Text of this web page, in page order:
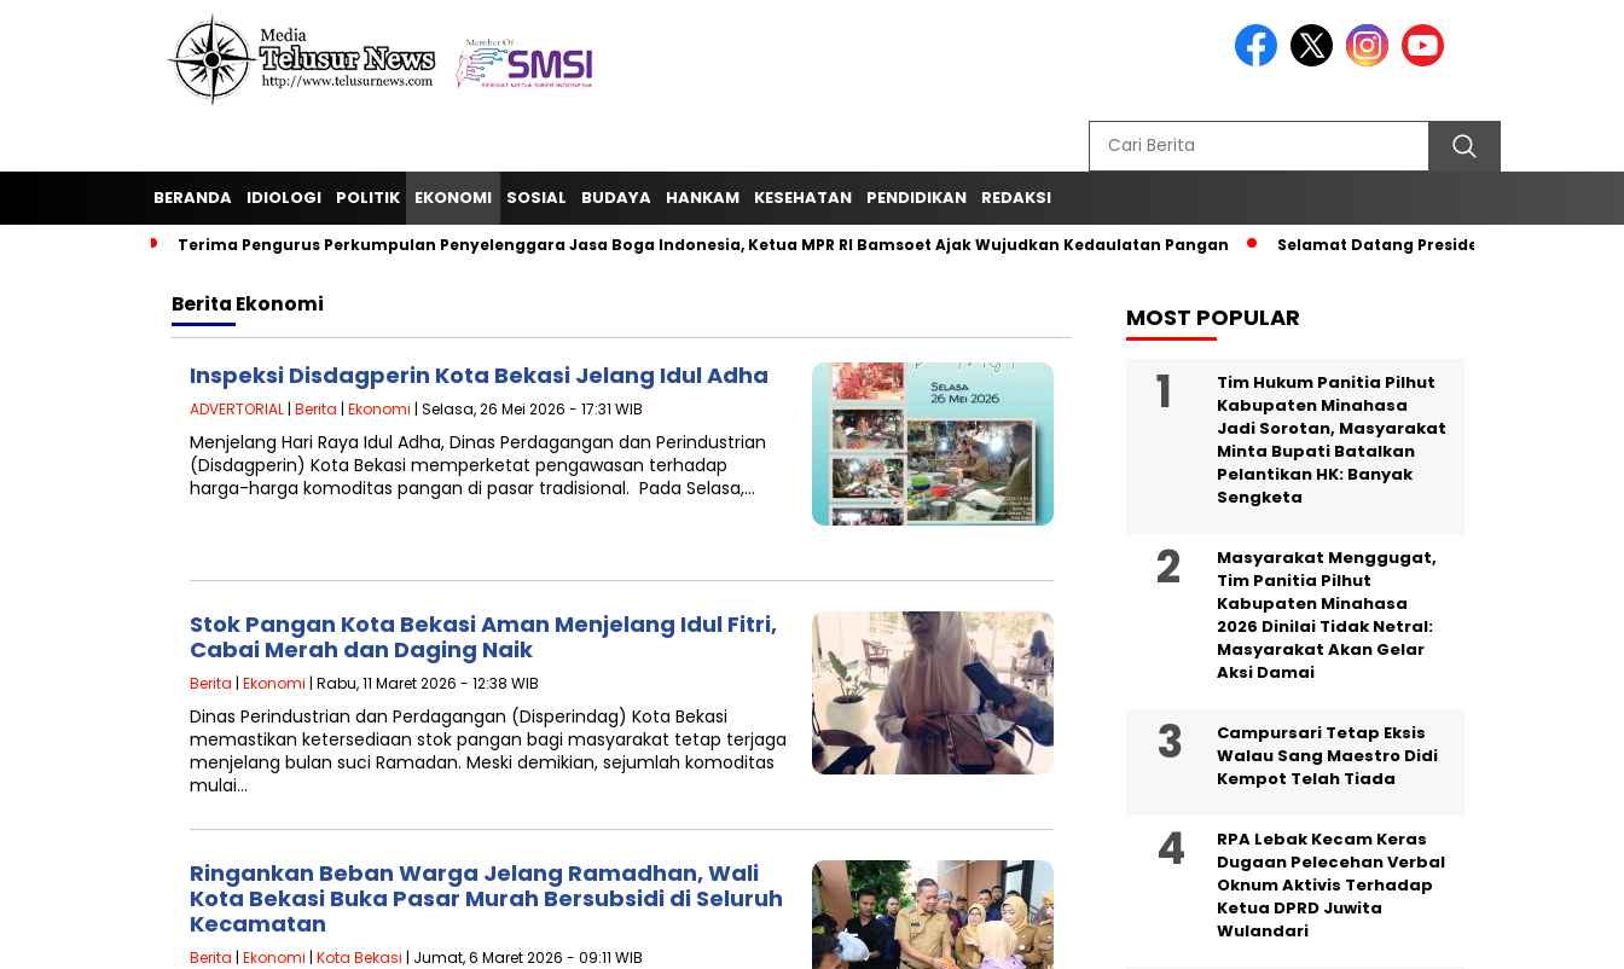
BERANDA IDIOLOGI POLITIK EKONOMI SOSIAL BUDAYA HANKAM KESEHATAN PENDIDIKAN REDAKSI
Terima Pengurus Perkumpulan Penyelenggara Jasa Boga Indonesia, Ketua MPR RI Bamsoet Ajak Wujudkan Kedaulatan Pangan Selamat Datang Presiden RI di Tanah
Berita Ekonomi
‎Inspeksi Disdagperin Kota Bekasi Jelang Idul Adha ‎
ADVERTORIAL | Berita | Ekonomi | Selasa, 26 Mei 2026 - 17:31 WIB
Menjelang Hari Raya Idul Adha, Dinas Perdagangan dan Perindustrian
(Disdagperin) Kota Bekasi memperketat pengawasan terhadap
harga-harga komoditas pangan di pasar tradisional. ‎ ‎Pada Selasa,…
‎Stok Pangan Kota Bekasi Aman Menjelang Idul Fitri,
Cabai Merah dan Daging Naik
Berita | Ekonomi | Rabu, 11 Maret 2026 - 12:38 WIB
‎‎Dinas Perindustrian dan Perdagangan (Disperindag) Kota Bekasi
memastikan ketersediaan stok pangan bagi masyarakat tetap terjaga
menjelang bulan suci Ramadan. Meski demikian, sejumlah komoditas
mulai…
Ringankan Beban Warga Jelang Ramadhan, Wali
Kota Bekasi Buka Pasar Murah Bersubsidi di Seluruh
Kecamatan
Berita | Ekonomi | Kota Bekasi | Jumat, 6 Maret 2026 - 09:11 WIB
MOST POPULAR
Tim Hukum Panitia Pilhut
Kabupaten Minahasa
Jadi Sorotan, Masyarakat
Minta Bupati Batalkan
Pelantikan HK: Banyak
Sengketa
Masyarakat Menggugat,
Tim Panitia Pilhut
Kabupaten Minahasa
2026 Dinilai Tidak Netral:
Masyarakat Akan Gelar
Aksi Damai
Campursari Tetap Eksis
Walau Sang Maestro Didi
Kempot Telah Tiada
RPA Lebak Kecam Keras
Dugaan Pelecehan Verbal
Oknum Aktivis Terhadap
Ketua DPRD Juwita
Wulandari